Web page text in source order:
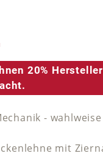
Bewertung von 5
20%
-
mit